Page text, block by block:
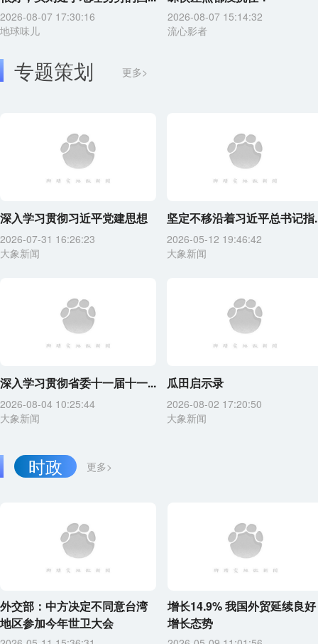
2026-08-07 17:30:16
地球味儿
2026-08-07 15:14:32
流心影者
专题策划 更多>
深入学习贯彻习近平党建思想
2026-07-31 16:26:23
大象新闻
坚定不移沿着习近平总书记指
2026-05-12 19:46:42
大象新闻
深入学习贯彻省委十一届十一...
2026-08-04 10:25:44
大象新闻
瓜田启示录
2026-08-02 17:20:50
大象新闻
更多>
时政
外交部：中方决定不同意台湾
地区参加今年世卫大会
增长14.9% 我国外贸延续良好
增长态势